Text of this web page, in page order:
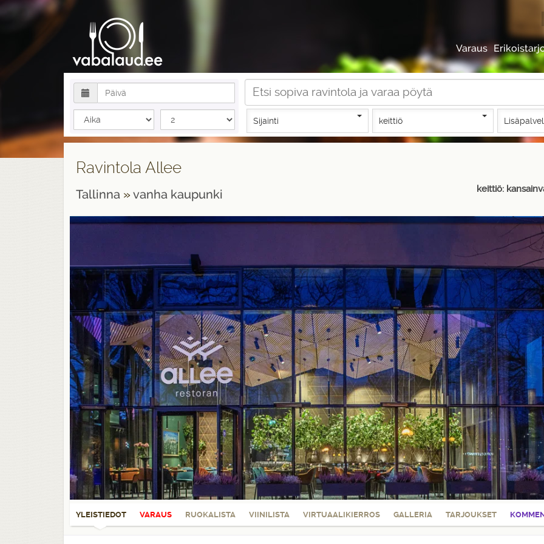
Varaus
Sijainti keittiö
Ravintola Allee
Tallinna » vanha kaupunki keittiö:
YLEISTIEDOT VARAUS RUOKALISTA VIINILISTA VIRTUAALIKIERROS GALLERIA TARJOUKSET